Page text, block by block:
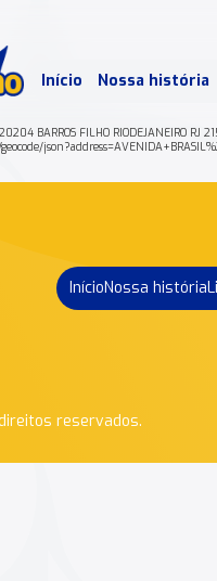
Início Nossa história
BARROS FILHO RIODEJANEIRO
InícioNossa história
reservados.